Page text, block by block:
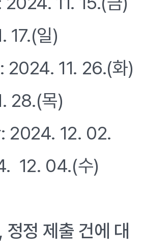
17.(일)
2024. 11. 26.(화)
28.(목)
2024. 12. 02.
12. 04.(수)
정 제출 건에 대